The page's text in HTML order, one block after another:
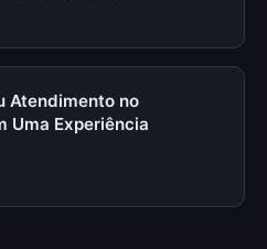
Atendimento no
Uma Experiência